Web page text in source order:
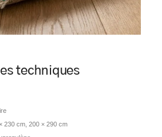
techniques
230 cm, 200 × 290 cm